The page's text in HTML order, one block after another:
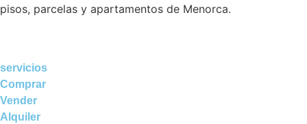
pisos, parcelas y apartamentos de Menorca.
servicios
Comprar
Vender
Alquiler